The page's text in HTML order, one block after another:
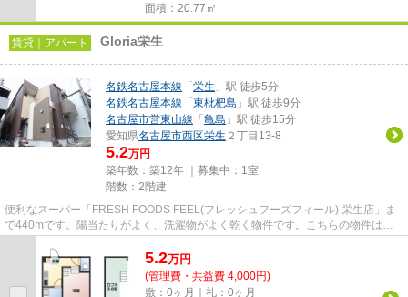
面積：20.77㎡
賃貸｜アパート Gloria栄生
名鉄名古屋本線 「 栄生 」駅 徒歩5分
名鉄名古屋本線 「 東枇杷島 」駅 徒歩9分
名古屋市営東山線 「 亀島 」駅 徒歩15分
愛知県名古屋市西区栄生 ２丁目13-8
5.2万円
築年数：築12年 ｜募集中： 1室
階数：2階建
便利なスーパー「FRESH FOODS FEEL(フレッシュフーズフィール) 栄生店」ま
で440mです。陽当たりがよく、洗濯物がよく乾く物件です。こちらの物件はア
5.2万円
(管理費・共益費 4,000円)
敷：0ヶ月｜礼：0ヶ月